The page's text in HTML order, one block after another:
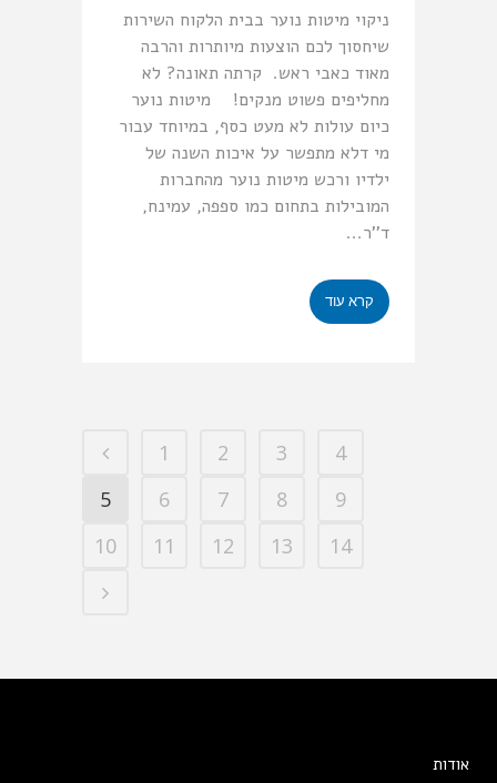
ניקוי מיטות נוער בבית הלקוח השירות
שיחסוך לכם הוצעות מיותרות והרבה
מאוד כאבי ראש. קרתה תאונה? לא
מחליפים פשוט מנקים! מיטות נוער
כיום עולות לא מעט כסף, במיוחד עבור
מי דלא מתפשר על איכות השנה של
ילדיו ורכש מיטות נוער מהחברות
המובילות בתחום כמו ספפה, עמינח,
ד''ר...
קרא עוד
1 2 3
4
5
6 7 8
9
10
11 12 13 14
אודות